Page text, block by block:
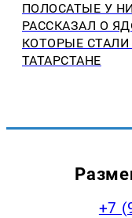
ПОЛОСАТЫЕ У
РАССКАЗАЛ О
КОТОРЫЕ СТАЛИ
ТАТАРСТАНЕ
+7